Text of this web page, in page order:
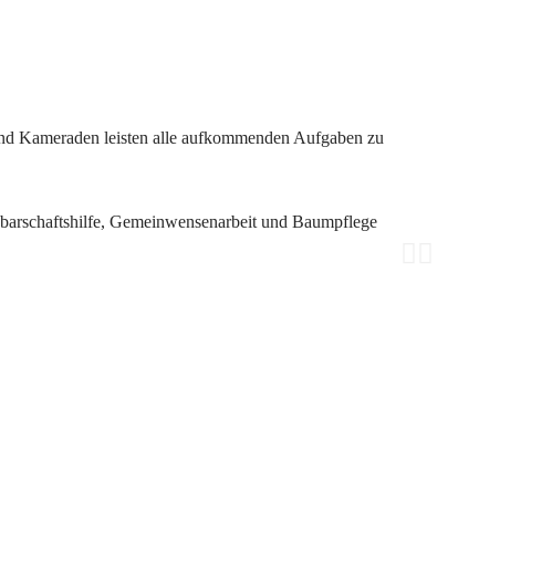
Kameraden leisten alle aufkommenden Aufgaben zu
Gemeinwensenarbeit und Baumpflege